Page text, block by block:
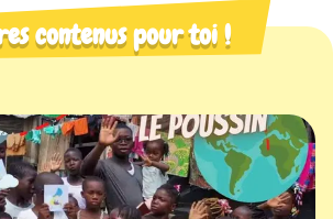
contenus pour toi !